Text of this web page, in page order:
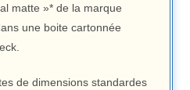
matte »* de la marque
une boite cartonnée
de dimensions standardes